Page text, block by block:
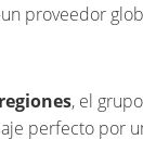
proveedor
, el
perfecto por